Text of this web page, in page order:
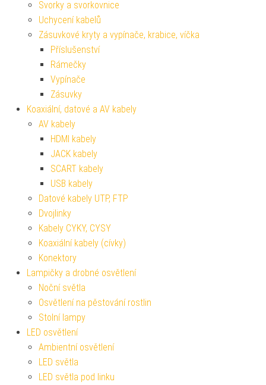
Svorky a svorkovnice
Uchycení kabelů
Zásuvkové kryty a vypínače, krabice, víčka
Příslušenství
Rámečky
Vypínače
Zásuvky
Koaxiální, datové a AV kabely
AV kabely
HDMI kabely
JACK kabely
SCART kabely
USB kabely
Datové kabely UTP, FTP
Dvojlinky
Kabely CYKY, CYSY
Koaxiální kabely (cívky)
Konektory
Lampičky a drobné osvětlení
Noční světla
Osvětlení na pěstování rostlin
Stolní lampy
LED osvětlení
Ambientní osvětlení
LED světla
LED světla pod linku